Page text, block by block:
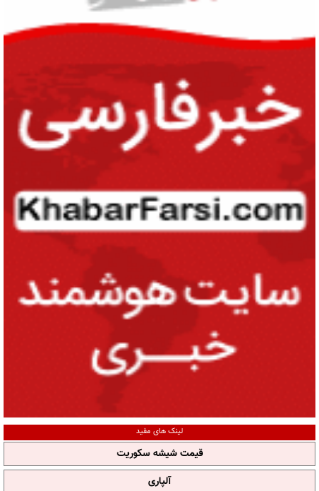
لینک های مفید
قیمت شیشه سکوریت
آلپاری